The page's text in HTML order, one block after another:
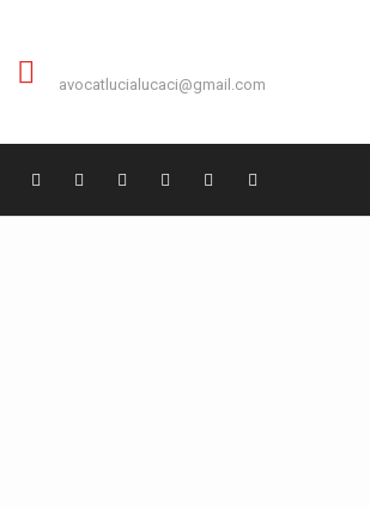
avocatlucialucaci@gmail.com